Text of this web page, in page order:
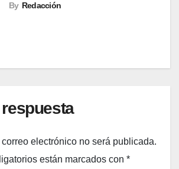
By Redacción
electrónico no será publicada.
están marcados con *